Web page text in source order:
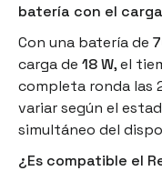
batería con el
Con una batería de
carga de 18 W, el
completa ronda las
variar según el
simultáneo del
¿Es compatible el